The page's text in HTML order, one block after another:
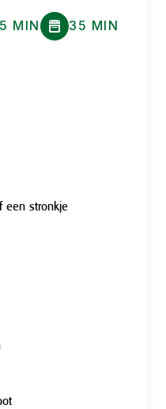
MIN
35 MIN
een stronkje